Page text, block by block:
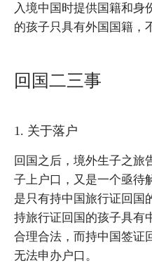
入境中国时提供国籍和身
的孩子只具有外国国籍，
回国二三事
1. 关于落户
回国之后，境外生子之旅
子上户口，又是一个亟待
是只有持中国旅行证回国
持旅行证回国的孩子具有
合理合法，而持中国签证
无法申办户口。